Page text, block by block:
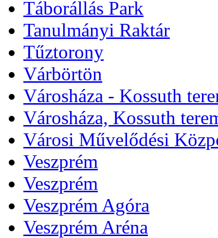
Táborállás Park
Tanulmányi Raktár
Tűztorony
Várbörtön
Városháza - Kossuth
Városháza, Kossuth
Városi Művelődési
Veszprém
Veszprém
Veszprém Agóra
Veszprém Aréna